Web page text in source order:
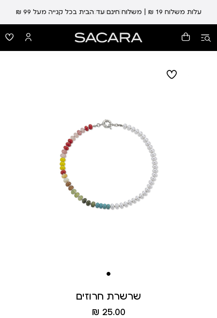
עלות משלוח 19 ₪ | משלוח חינם עד הבית בכל קנייה מעל 99 ₪ עד 5 ימי אספקה
שרשרת חרוזים
מחיר25.00 ₪